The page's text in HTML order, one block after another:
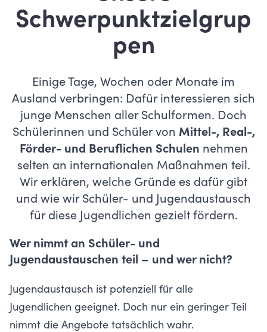
Schwerpunktzielgrup
pen
Einige Tage, Wochen oder Monate im
Ausland verbringen: Dafür interessieren sich
junge Menschen aller Schulformen. Doch
Schülerinnen und Schüler von Mittel-, Real-,
Förder- und Beruflichen Schulen nehmen
selten an internationalen Maßnahmen teil.
Wir erklären, welche Gründe es dafür gibt
und wie wir Schüler- und Jugendaustausch
für diese Jugendlichen gezielt fördern.
Wer nimmt an Schüler- und
Jugendaustauschen teil – und wer nicht?
Jugendaustausch ist potenziell für alle
Jugendlichen geeignet. Doch nur ein geringer Teil
nimmt die Angebote tatsächlich wahr.